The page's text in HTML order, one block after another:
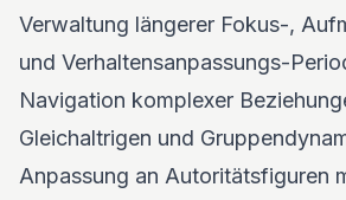
Verwaltung längerer Fokus-,
und Verhaltensanpassungs-
Navigation komplexer
Gleichaltrigen und
Anpassung an Autoritätsfiguren